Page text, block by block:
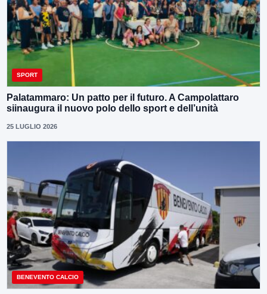
SPORT
Palatammaro: Un patto per il futuro. A Campolattaro
siinaugura il nuovo polo dello sport e dell’unità
25 LUGLIO 2026
BENEVENTO CALCIO